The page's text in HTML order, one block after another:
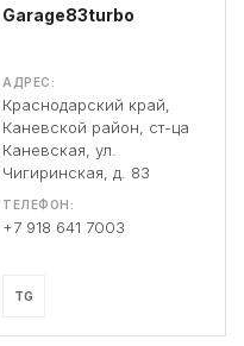
Garage83turbo
АДРЕС:
Краснодарский край,
Каневской район, ст-ца
Каневская, ул.
Чигиринская, д. 83
ТЕЛЕФОН:
+7 918 641 7003
TG